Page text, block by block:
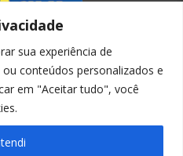
sua experiência de
conteúdos personalizados e
em "Aceitar tudo", você